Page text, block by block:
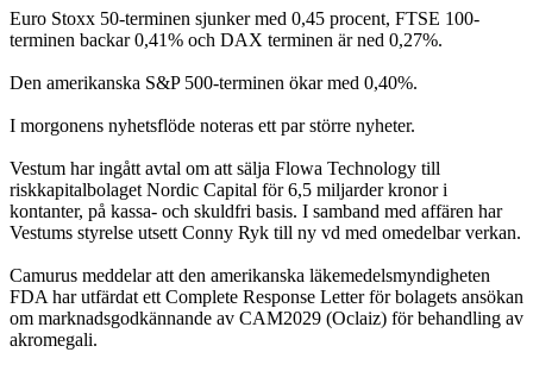
Euro Stoxx 50-terminen sjunker med 0,45 procent, FTSE 100-
terminen backar 0,41% och DAX terminen är ned 0,27%.
Den amerikanska S&P 500-terminen ökar med 0,40%.
I morgonens nyhetsflöde noteras ett par större nyheter.
Vestum har ingått avtal om att sälja Flowa Technology till
riskkapitalbolaget Nordic Capital för 6,5 miljarder kronor i
kontanter, på kassa- och skuldfri basis. I samband med affären har
Vestums styrelse utsett Conny Ryk till ny vd med omedelbar verkan.
Camurus meddelar att den amerikanska läkemedelsmyndigheten
FDA har utfärdat ett Complete Response Letter för bolagets ansökan
om marknadsgodkännande av CAM2029 (Oclaiz) för behandling av
akromegali.